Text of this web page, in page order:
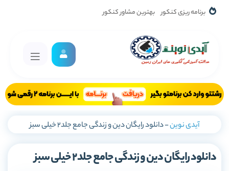
برنامه ریزی کنکور بهترین مشاور کنکور
آیدی نوین-دانلود رایگان دین و زندگی جامع جلد2 خیلی سبز
دانلود رایگان دین و زندگی جامع جلد2 خیلی سبز